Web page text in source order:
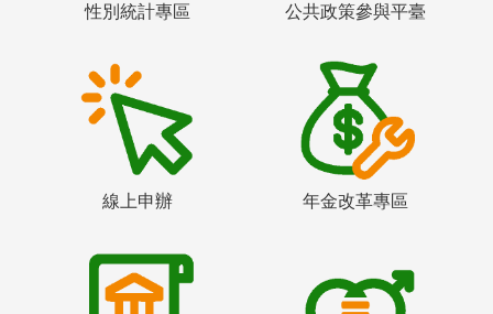
性別統計專區 公共政策參與平臺
線上申辦 年金改革專區